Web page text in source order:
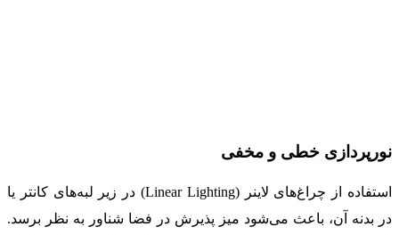
نورپردازی خطی و مخفی
استفاده از چراغ‌های لاینر (Linear Lighting) در زیر لبه‌های کانتر یا
در بدنه آن، باعث می‌شود میز پذیرش در فضا شناور به نظر برسد.